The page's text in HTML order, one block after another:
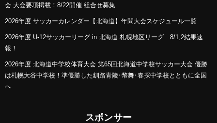
会 大会要項掲載！8/22開催 組合せ募集
2026年度 サッカーカレンダー【北海道】年間大会スケジュール一覧
2026年度 U-12サッカーリーグ in 北海道 札幌地区リーグ 8/1,2結果速
報！
2026年度 北海道中学校体育大会 第65回北海道中学校サッカー大会 優勝
は札幌大谷中学校！準優勝した釧路青陵･幣舞･春採中学校とともに全国
へ
スポンサー